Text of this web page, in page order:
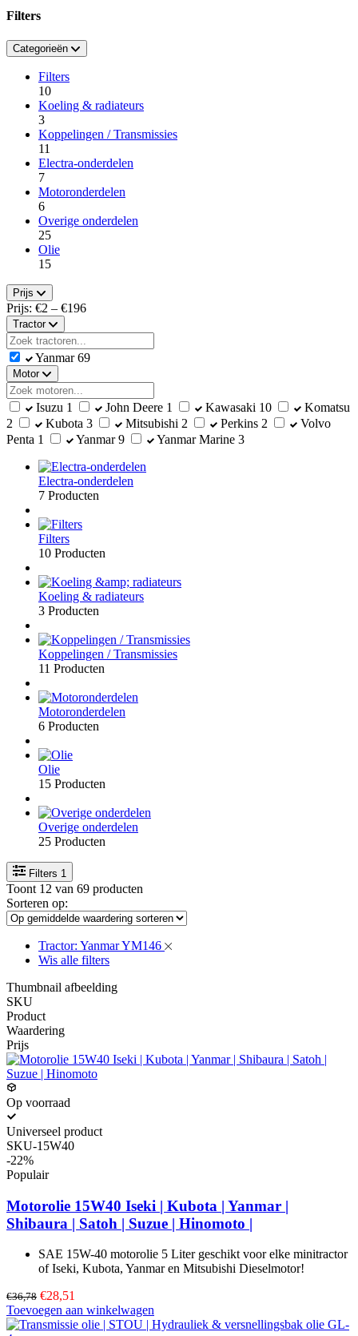
Filters
Categorieën
Filters
10
Koeling & radiateurs
3
Koppelingen / Transmissies
11
Electra-onderdelen
7
Motoronderdelen
6
Overige onderdelen
25
Olie
15
Prijs
Prijs: €2 – €196
Tractor
Yanmar 69
Motor
Isuzu 1 John Deere 1 Kawasaki 10
Komatsu
2
Kubota 3 Mitsubishi 2 Perkins 2
Volvo
Penta 1 Yanmar 9 Yanmar Marine 3
Electra-onderdelen
7 Producten
Filters
10 Producten
Koeling & radiateurs
3 Producten
Koppelingen / Transmissies
11 Producten
Motoronderdelen
6 Producten
Olie
15 Producten
Overige onderdelen
25 Producten
Filters 1
Toont 12 van 69 producten
Sorteren op:
Tractor: Yanmar YM146
Wis alle filters
Thumbnail afbeelding
SKU
Product
Waardering
Prijs
Op voorraad
Universeel product
SKU-15W40
-22%
Populair
Motorolie 15W40 Iseki | Kubota | Yanmar |
Shibaura | Satoh | Suzue | Hinomoto |
SAE 15W-40 motorolie 5 Liter geschikt voor elke minitractor
of Iseki, Kubota, Yanmar en Mitsubishi Dieselmotor!
€36,78 €28,51
Toevoegen aan winkelwagen